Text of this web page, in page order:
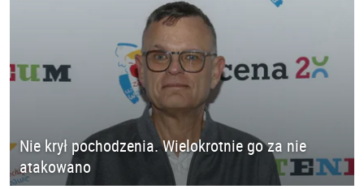
Nie krył pochodzenia. Wielokrotnie go za nie
atakowano